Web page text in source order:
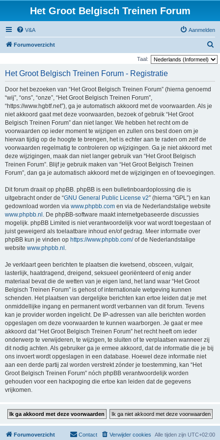
Het Groot Belgisch Treinen Forum
V&A Aanmelden
Forumoverzicht
o
Taal:
Het Groot Belgisch Treinen Forum - Registratie
Door het bezoeken van “Het Groot Belgisch Treinen Forum” (hierna genoemd
“wij”, “ons”, “onze”, “Het Groot Belgisch Treinen Forum”,
“https://www.hgbtf.net”), ga je automatisch akkoord met de voorwaarden. Als je
niet akkoord gaat met deze voorwaarden, bezoek of gebruik “Het Groot
Belgisch Treinen Forum” dan niet langer. We hebben het recht om de
voorwaarden op ieder moment te wijzigen en zullen ons best doen om je
hiervan tijdig op de hoogte te brengen, het is echter aan te raden om zelf de
voorwaarden regelmatig te controleren op wijzigingen. Ga je niet akkoord met
deze wijzigingen, maak dan niet langer gebruik van “Het Groot Belgisch
Treinen Forum”. Blijf je gebruik maken van “Het Groot Belgisch Treinen
Forum”, dan ga je automatisch akkoord met de wijzigingen en of toevoegingen.
Dit forum draait op phpBB. phpBB is een bulletinboardoplossing die is
uitgebracht onder de “GNU General Public License v2” (hierna “GPL”) en kan
gedownload worden via www.phpbb.com en via de Nederlandstalige website
www.phpbb.nl . De phpBB-software maakt internetgebaseerde discussies
mogelijk. phpBB Limited is niet verantwoordelijk voor wat wordt toegestaan of
juist geweigerd als toelaatbare inhoud en/of gedrag. Meer informatie over
phpBB kun je vinden op https://www.phpbb.com/of de Nederlandstalige
website www.phpbb.nl .
Je verklaart geen berichten te plaatsen die kwetsend, obsceen, vulgair,
lasterlijk, haatdragend, dreigend, seksueel georiënteerd of enig ander
materiaal bevat die de wetten van je eigen land, het land waar “Het Groot
Belgisch Treinen Forum” is gehost of internationale wetgeving kunnen
schenden. Het plaatsen van dergelijke berichten kan ertoe leiden dat je met
onmiddellijke ingang en permanent wordt verbannen van dit forum. Tevens
kan je provider worden ingelicht. De IP-adressen van alle berichten worden
opgeslagen om deze voorwaarden te kunnen waarborgen. Je gaat er mee
akkoord dat “Het Groot Belgisch Treinen Forum” het recht heeft om ieder
onderwerp te verwijderen, te wijzigen, te sluiten of te verplaatsen wanneer zij
dit nodig achten. Als gebruiker ga je ermee akkoord, dat de informatie die je bij
ons invoert wordt opgeslagen in een database. Hoewel deze informatie niet
aan een derde partij zal worden verstrekt zónder je toestemming, kan “Het
Groot Belgisch Treinen Forum” nóch phpBB verantwoordelijk worden
gehouden voor een hackpoging die ertoe kan leiden dat de gegevens
vrijkomen.
Forumoverzicht Alle tijden zijn UTC+02:00
Verwijder cookies
Contact